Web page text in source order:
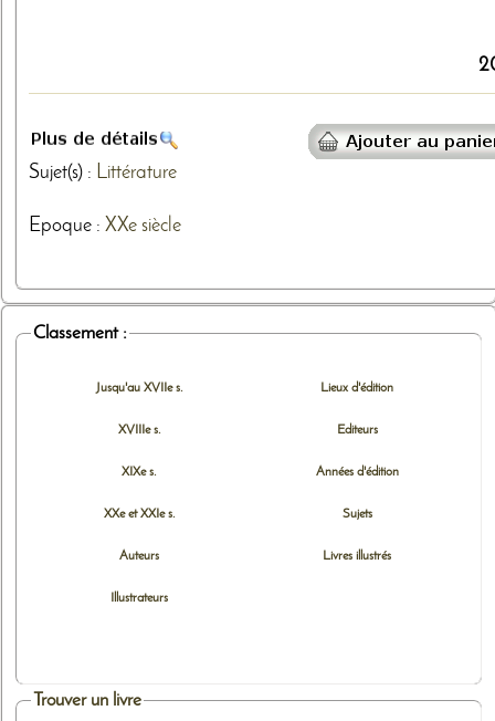
Sujet(s) : Littérature
Epoque : XXe siècle
Classement :
Jusqu'au XVIIe s.
XVIIIe s.
XIXe s.
XXe et XXIe s.
Auteurs
Illustrateurs
Lieux d'édition
Editeurs
Années d'édition
Sujets
Livres illustrés
Trouver un livre